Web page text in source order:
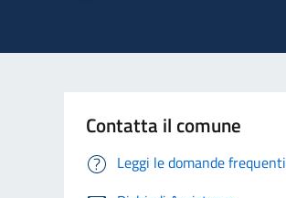
Contatta il comune
Leggi le domande frequenti